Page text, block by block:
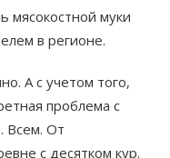
мясокостной муки
в регионе.
А с учетом того,
проблема с
Всем. От
с десятком кур.